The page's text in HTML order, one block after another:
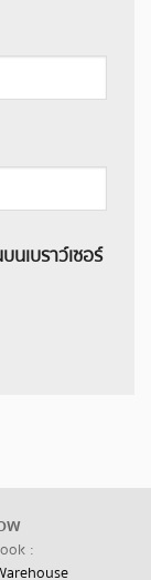
นเบราว์เซอร์
: